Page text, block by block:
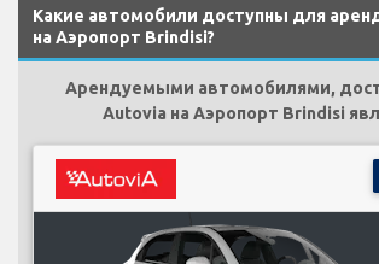
Какие автомобили доступны для
на Аэропорт Brindisi?
Арендуемыми автомобилями,
Autovia на Аэропорт Brindisi